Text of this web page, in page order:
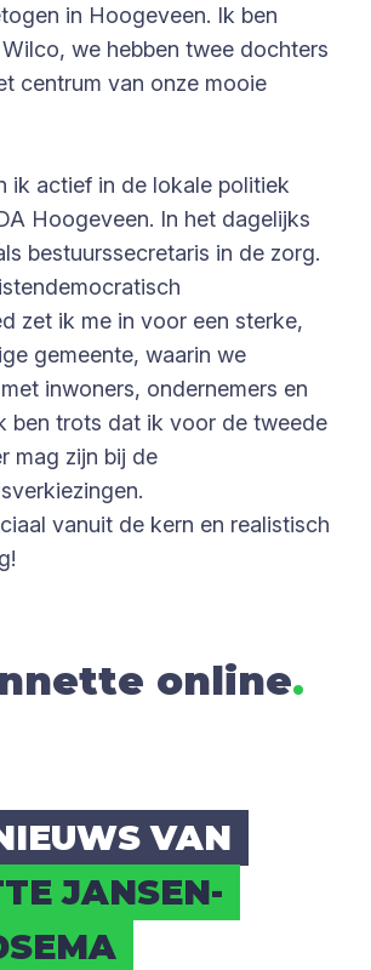
in Hoogeveen. Ik ben
we hebben twee dochters
centrum van onze mooie
ik actief in de lokale politiek
Hoogeveen. In het dagelijks
bestuurssecretaris in de zorg.
zet ik me in voor een sterke,
gemeente, waarin we
inwoners, ondernemers en
ben trots dat ik voor de tweede
mag zijn bij de
vanuit de kern en realistisch
online.
VAN
JAN­SEN-